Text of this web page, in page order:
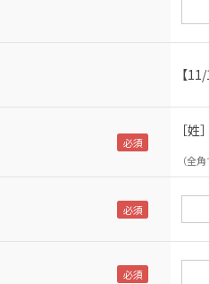
【
［姓］
（全